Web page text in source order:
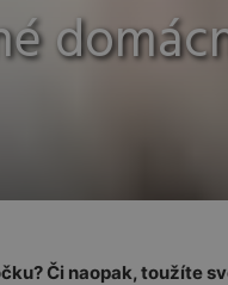
Či naopak, toužíte